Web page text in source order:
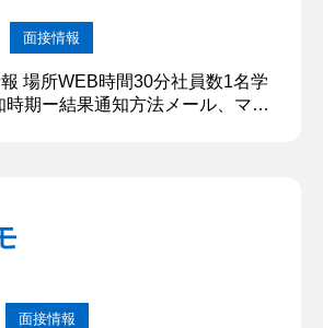
面接情報
場所WEB時間30分社員数1名学
期ー結果通知方法メール、マイ
挑戦を大事にする風土があるから
持てない性格でしたが、○○部でリ
面接情報